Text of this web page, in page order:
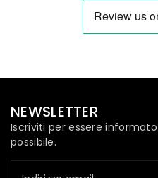
NEWSLETTER
Iscriviti per essere
possibile.